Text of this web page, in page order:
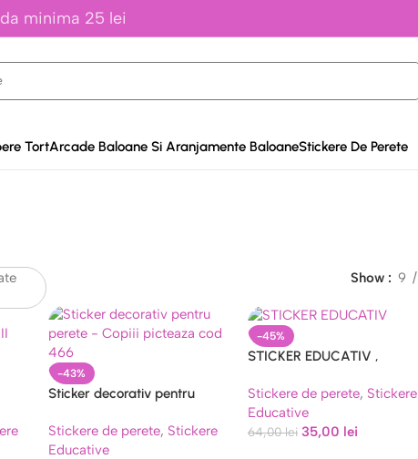
minima 25 lei
TortArcade Baloane Si Aranjamente BaloaneStickere De Perete
Show 9
-43%
Sticker decorativ pentru
466
Stickere de perete, Stickere
Educative
-45%
STICKER EDUCATIV ,
– COD 391
Stickere de perete, Stickere
Educative
64,00lei 35,00 lei